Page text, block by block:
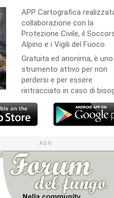
APP Cartografica
collaborazione con la
Protezione Civile, il
Alpino e i Vigili del Fuoco.
Gratuita ed anonima, è uno
strumento attivo per non
perdersi e per essere
rintracciato in caso di
ADV